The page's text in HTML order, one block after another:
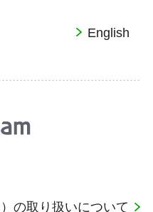
English
の取り扱いについて